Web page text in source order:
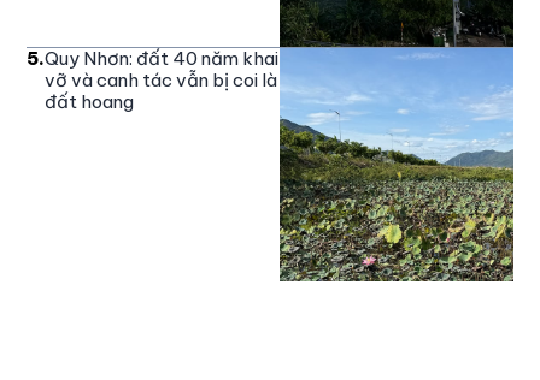
5.Quy Nhơn: đất 40 năm khai
vỡ và canh tác vẫn bị coi là
đất hoang